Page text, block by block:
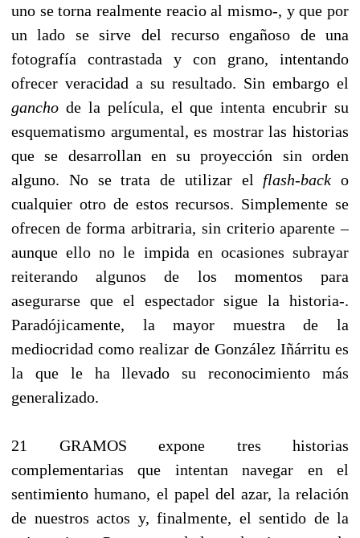
uno se torna realmente reacio al mismo-, y que por
un lado se sirve del recurso engañoso de una
fotografía contrastada y con grano, intentando
ofrecer veracidad a su resultado. Sin embargo el
gancho de la película, el que intenta encubrir su
esquematismo argumental, es mostrar las historias
que se desarrollan en su proyección sin orden
alguno. No se trata de utilizar el flash-back o
cualquier otro de estos recursos. Simplemente se
ofrecen de forma arbitraria, sin criterio aparente –
aunque ello no le impida en ocasiones subrayar
reiterando algunos de los momentos para
asegurarse que el espectador sigue la historia-.
Paradójicamente, la mayor muestra de la
mediocridad como realizar de González Iñárritu es
la que le ha llevado su reconocimiento más
generalizado.
21 GRAMOS expone tres historias
complementarias que intentan navegar en el
sentimiento humano, el papel del azar, la relación
de nuestros actos y, finalmente, el sentido de la